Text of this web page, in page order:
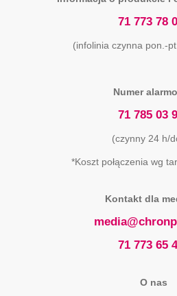
71 773 78
(infolinia czynna pon.-
Numer
71 785 03
(czynny 24 h/
*Koszt połączenia wg
Kontakt dla
71 773 65
O nas